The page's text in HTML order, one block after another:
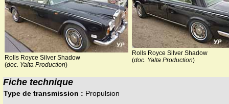
Rolls Royce Silver Shadow
(doc. Yalta Production)
Rolls Royce Silver Shadow
(doc. Yalta Production)
Fiche technique
Type de transmission : Propulsion